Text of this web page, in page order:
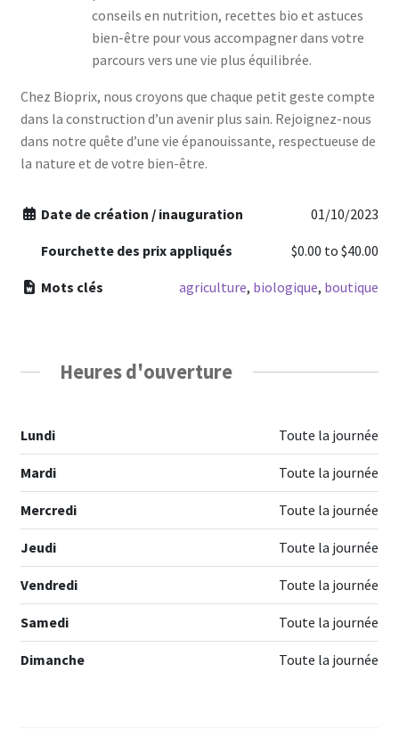
conseils en nutrition, recettes bio et astuces
bien-être pour vous accompagner dans votre
parcours vers une vie plus équilibrée.
Chez Bioprix, nous croyons que chaque petit geste compte
dans la construction d’un avenir plus sain. Rejoignez-nous
dans notre quête d’une vie épanouissante, respectueuse de
la nature et de votre bien-être.
Date de création / inauguration 01/10/2023
Fourchette des prix appliqués $0.00 to$40.00
Mots clés agriculture, biologique, boutique
Heures d'ouverture
Lundi Toute la journée
Mardi Toute la journée
Mercredi Toute la journée
Jeudi Toute la journée
Vendredi Toute la journée
Samedi Toute la journée
Dimanche Toute la journée